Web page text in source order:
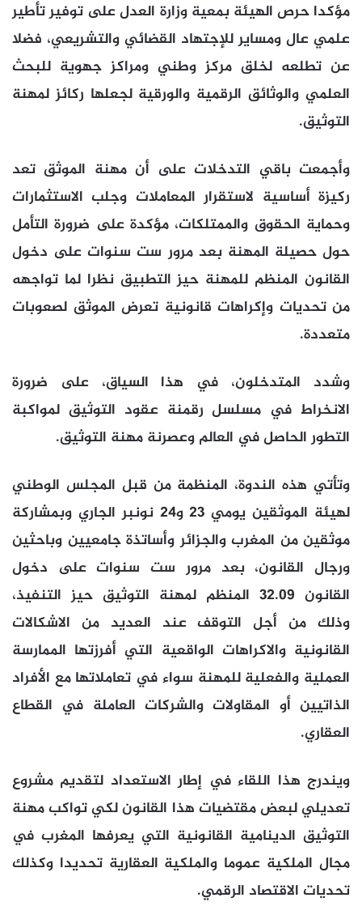
مؤكدا حرص الهيئة بمعية وزارة العدل على توفير تأطير
علمي عال ومساير للإجتهاد القضائي والتشريعي، فضلا
عن تطلعه لخلق مركز وطني ومراكز جهوية للبحث
العلمي والوثائق الرقمية والورقية لجعلها ركائز لمهنة
التوثيق.
وأجمعت باقي التدخلات على أن مهنة الموثق تعد
ركيزة أساسية لاستقرار المعاملات وجلب الاستثمارات
وحماية الحقوق والممتلكات، مؤكدة على ضرورة التأمل
حول حصيلة المهنة بعد مرور ست سنوات على دخول
القانون المنظم للمهنة حيز التطبيق نظرا لما تواجهه
من تحديات وإكراهات قانونية تعرض الموثق لصعوبات
متعددة.
وشدد المتدخلون، في هذا السياق، على ضرورة
الانخراط في مسلسل رقمنة عقود التوثيق لمواكبة
التطور الحاصل في العالم وعصرنة مهنة التوثيق.
وتأتي هذه الندوة، المنظمة من قبل المجلس الوطني
لهيئة الموثقين يومي 23 و24 نونبر الجاري وبمشاركة
موثقين من المغرب والجزائر وأساتذة جامعيين وباحثين
ورجال القانون، بعد مرور ست سنوات على دخول
القانون 32.09 المنظم لمهنة التوثيق حيز التنفيذ،
وذلك من أجل التوقف عند العديد من الاشكالات
القانونية والاكراهات الواقعية التي أفرزتها الممارسة
العملية والفعلية للمهنة سواء في تعاملاتها مع الأفراد
الذاتيين أو المقاولات والشركات العاملة في القطاع
العقاري.
ويندرج هذا اللقاء في إطار الاستعداد لتقديم مشروع
تعديلي لبعض مقتضيات هذا القانون لكي تواكب مهنة
التوثيق الدينامية القانونية التي يعرفها المغرب في
مجال الملكية عموما والملكية العقارية تحديدا وكذلك
تحديات الاقتصاد الرقمي.